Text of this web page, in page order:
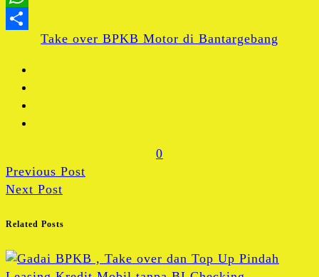
Share
Take over BPKB Motor di Bantargebang
0
Previous Post
Next Post
Related Posts